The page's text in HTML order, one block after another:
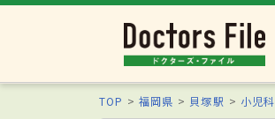
TOP 福岡県 貝塚駅 小児科